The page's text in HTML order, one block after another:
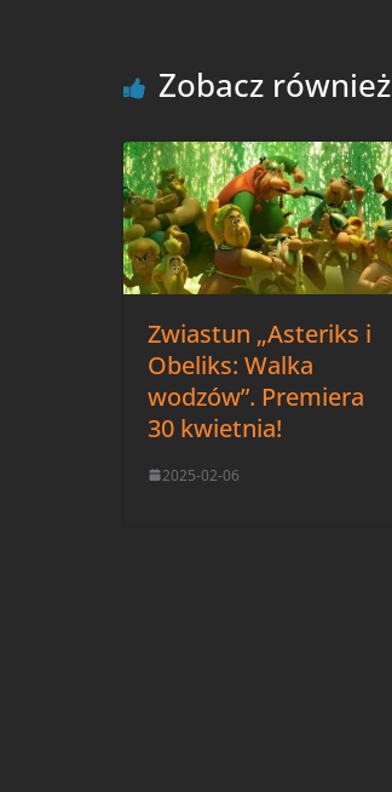
Zobacz również
Zwiastun „Asteriks i
Obeliks: Walka
wodzów”. Premiera
30 kwietnia!
2025-02-06